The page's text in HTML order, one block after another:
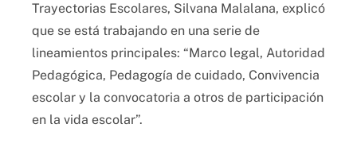
Trayectorias Escolares, Silvana Malalana, explicó
que se está trabajando en una serie de
lineamientos principales: “Marco legal, Autoridad
Pedagógica, Pedagogía de cuidado, Convivencia
escolar y la convocatoria a otros de participación
en la vida escolar”.